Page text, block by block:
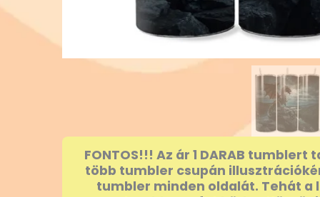
FONTOS!!! Az ár 1 DARAB
több tumbler csupán
tumbler minden oldalát. Tehát